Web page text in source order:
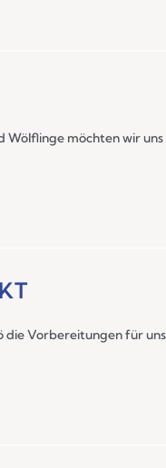
möchten wir
die Vorbereitungen für